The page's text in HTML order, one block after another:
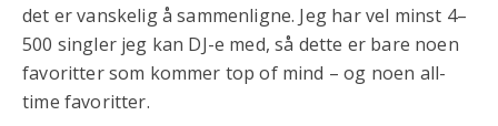
det er vanskelig å sammenligne. Jeg har vel minst 4–
500 singler jeg kan DJ-e med, så dette er bare noen
favoritter som kommer top of mind – og noen all-
time favoritter.